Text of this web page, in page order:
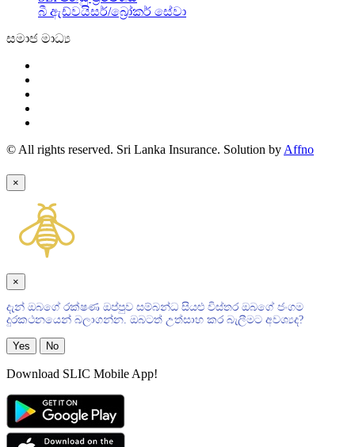
බී ඇඩ්වයිසර්/බ්‍රෝකර් සේවා
සමාජ මාධ්‍ය
© All rights reserved. Sri Lanka Insurance. Solution by Affno
×
×
දැන් ඔබගේ රක්ෂණ ඔප්පුව සම්බන්ධ සියළු විස්තර ඔබගේ ජංගම
දුරකථනයෙන් බලාගන්න. ඔබටත් උත්සාහ කර බැලීමට අවශ්‍යද?
Yes No
Download SLIC Mobile App!